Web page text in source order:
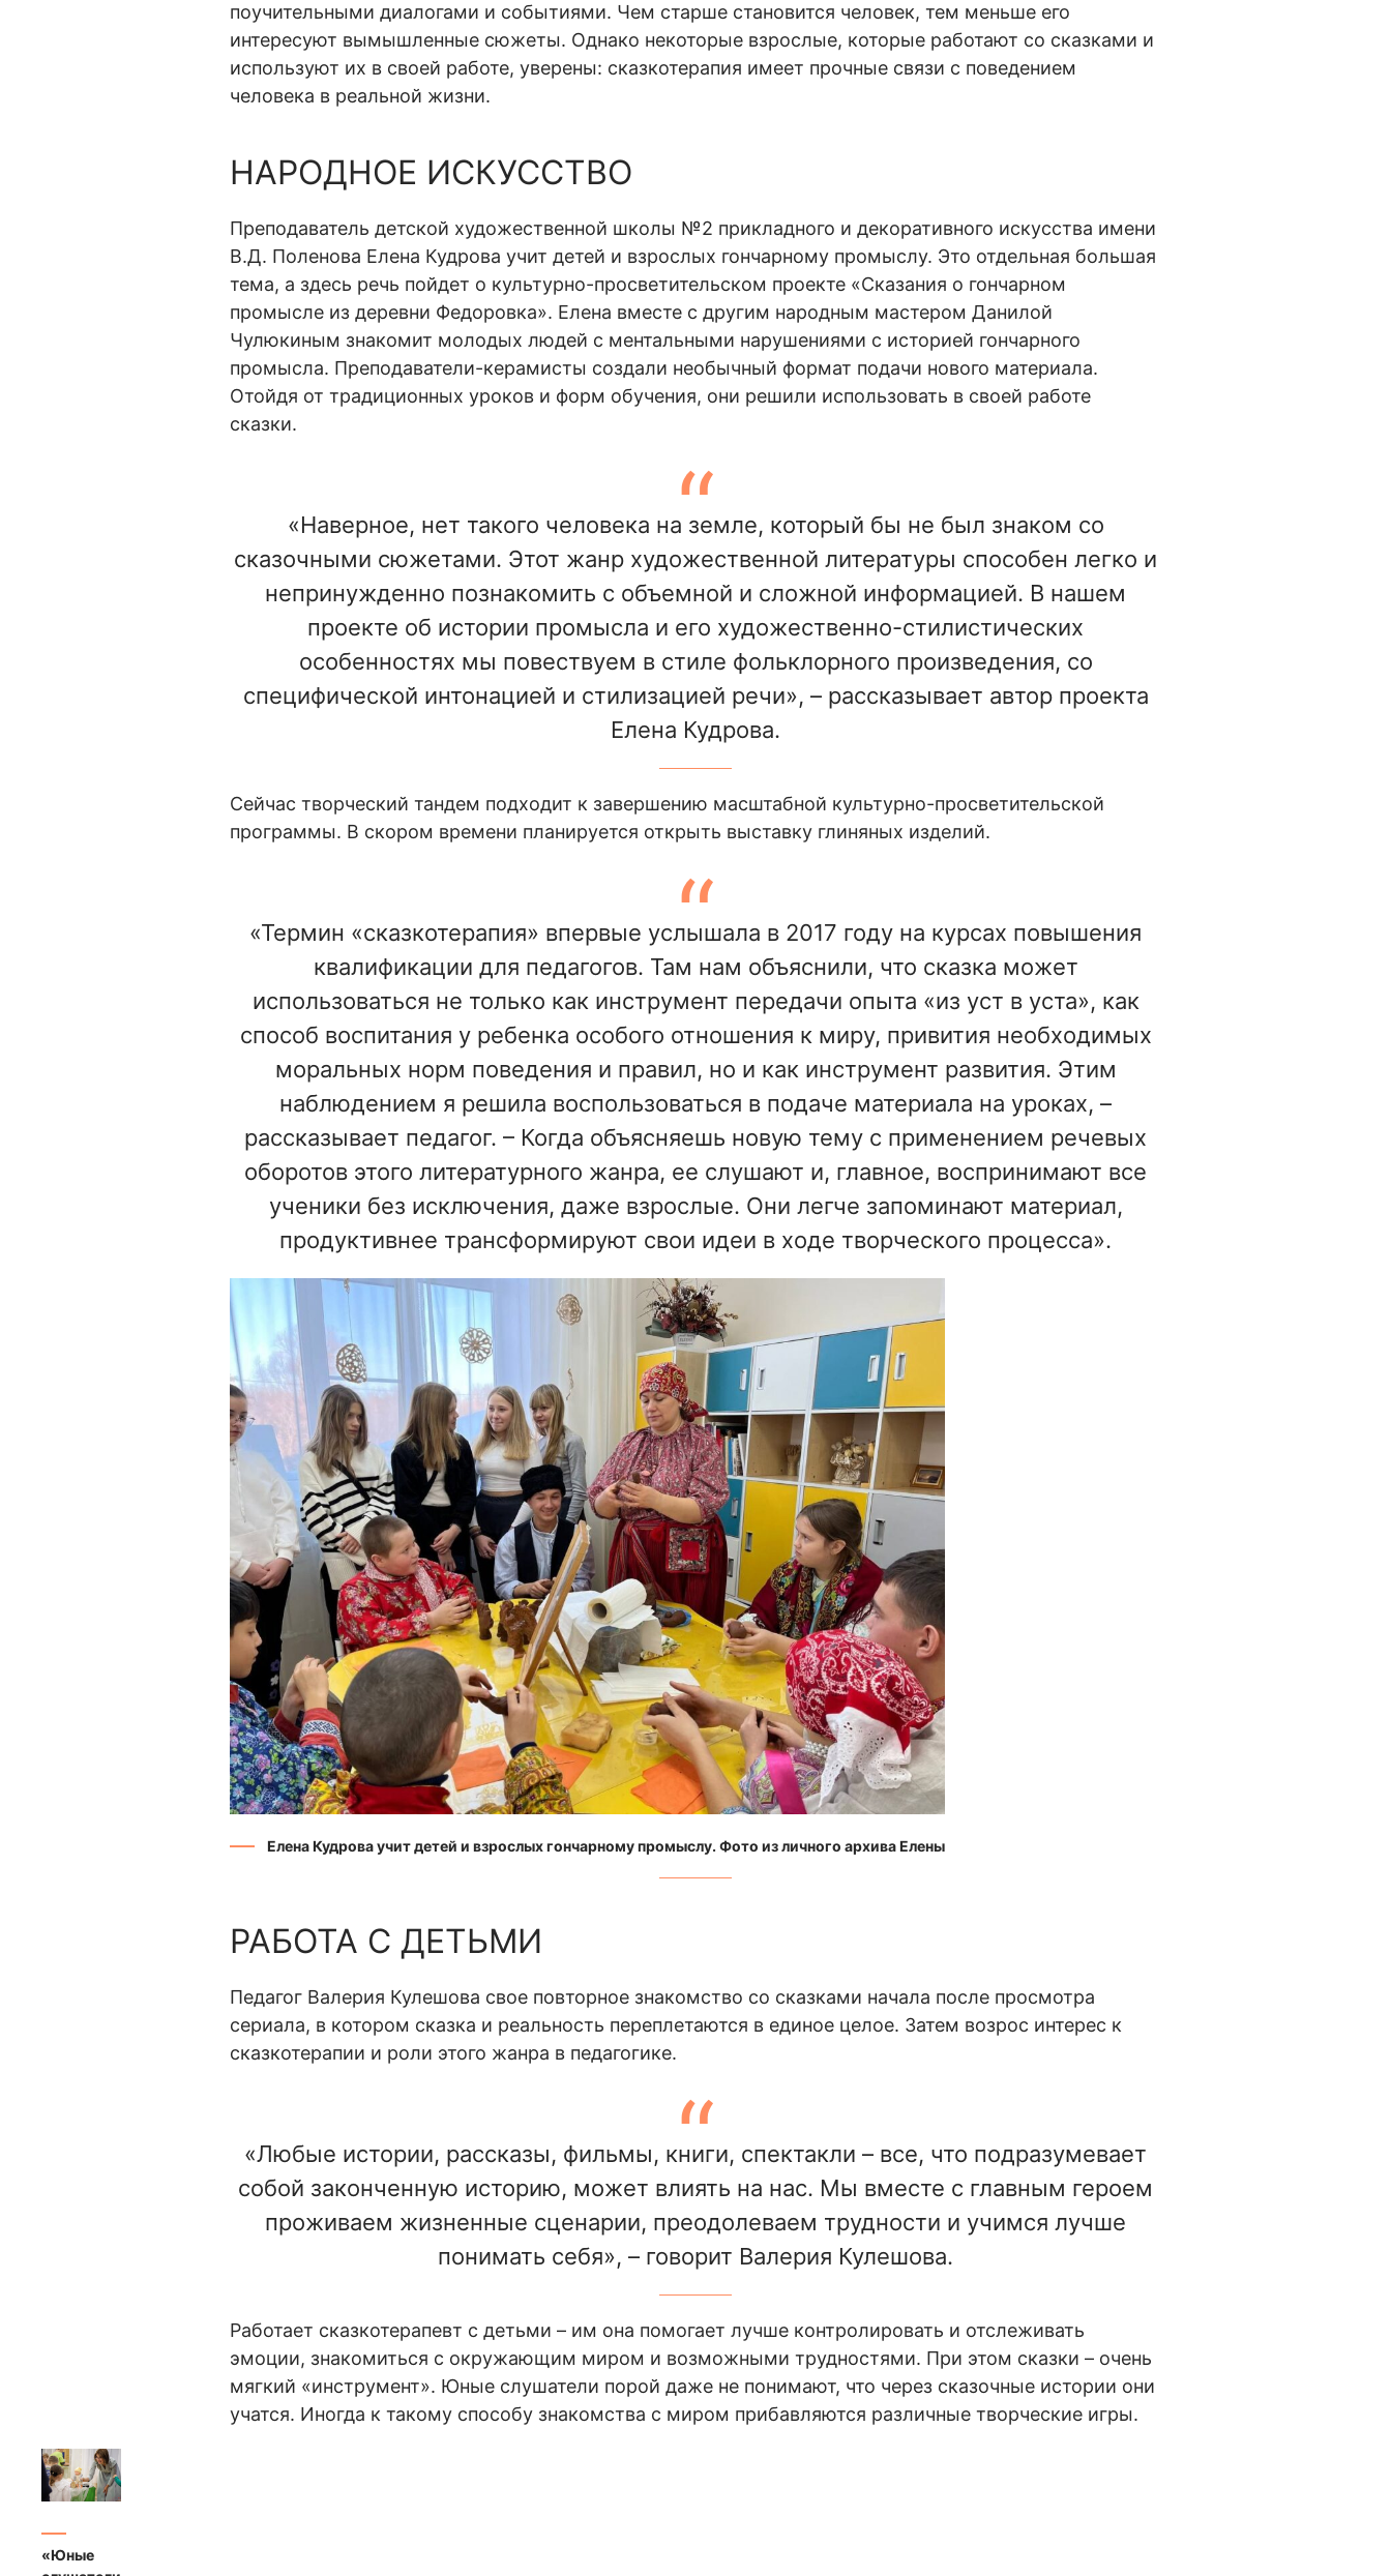
поучительными диалогами и событиями. Чем старше становится человек, тем меньше его
интересуют вымышленные сюжеты. Однако некоторые взрослые, которые работают со сказками и
используют их в своей работе, уверены: сказкотерапия имеет прочные связи с поведением
человека в реальной жизни.
НАРОДНОЕ ИСКУССТВО
Преподаватель детской художественной школы №2 прикладного и декоративного искусства имени
В.Д. Поленова Елена Кудрова учит детей и взрослых гончарному промыслу. Это отдельная большая
тема, а здесь речь пойдет о культурно-просветительском проекте «Сказания о гончарном
промысле из деревни Федоровка». Елена вместе с другим народным мастером Данилой
Чулюкиным знакомит молодых людей с ментальными нарушениями с историей гончарного
промысла. Преподаватели-керамисты создали необычный формат подачи нового материала.
Отойдя от традиционных уроков и форм обучения, они решили использовать в своей работе
сказки.
«Наверное, нет такого человека на земле, который бы не был знаком со
сказочными сюжетами. Этот жанр художественной литературы способен легко и
непринужденно познакомить с объемной и сложной информацией. В нашем
проекте об истории промысла и его художественно-стилистических
особенностях мы повествуем в стиле фольклорного произведения, со
специфической интонацией и стилизацией речи», – рассказывает автор проекта
Елена Кудрова.
Сейчас творческий тандем подходит к завершению масштабной культурно-просветительской
программы. В скором времени планируется открыть выставку глиняных изделий.
«Термин «сказкотерапия» впервые услышала в 2017 году на курсах повышения
квалификации для педагогов. Там нам объяснили, что сказка может
использоваться не только как инструмент передачи опыта «из уст в уста», как
способ воспитания у ребенка особого отношения к миру, привития необходимых
моральных норм поведения и правил, но и как инструмент развития. Этим
наблюдением я решила воспользоваться в подаче материала на уроках, –
рассказывает педагог. – Когда объясняешь новую тему с применением речевых
оборотов этого литературного жанра, ее слушают и, главное, воспринимают все
ученики без исключения, даже взрослые. Они легче запоминают материал,
продуктивнее трансформируют свои идеи в ходе творческого процесса».
Елена Кудрова учит детей и взрослых гончарному промыслу. Фото из личного архива Елены
РАБОТА С ДЕТЬМИ
Педагог Валерия Кулешова свое повторное знакомство со сказками начала после просмотра
сериала, в котором сказка и реальность переплетаются в единое целое. Затем возрос интерес к
сказкотерапии и роли этого жанра в педагогике.
«Любые истории, рассказы, фильмы, книги, спектакли – все, что подразумевает
собой законченную историю, может влиять на нас. Мы вместе с главным героем
проживаем жизненные сценарии, преодолеваем трудности и учимся лучше
понимать себя», – говорит Валерия Кулешова.
Работает сказкотерапевт с детьми – им она помогает лучше контролировать и отслеживать
эмоции, знакомиться с окружающим миром и возможными трудностями. При этом сказки – очень
мягкий «инструмент». Юные слушатели порой даже не понимают, что через сказочные истории они
учатся. Иногда к такому способу знакомства с миром прибавляются различные творческие игры.
«Юные